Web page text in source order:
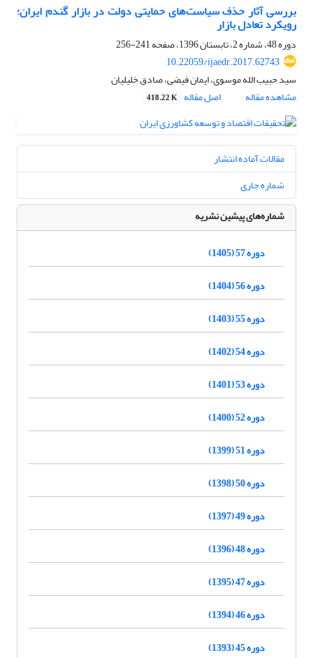
بررسی آثار حذف سیاست‌های حمایتی دولت در بازار گندم ایران؛
رویکرد تعادل بازار
دوره 48، شماره 2، تابستان 1396، صفحه
241-256
10.22059/ijaedr.2017.62743
سید حبیب الله موسوی، ایمان فیضی، صادق خلیلیان
مشاهده مقاله
اصل مقاله 418.22 K
مقالات آماده انتشار
شماره جاری
شماره‌های پیشین نشریه
دوره 57 (1405)
دوره 56 (1404)
دوره 55 (1403)
دوره 54 (1402)
دوره 53 (1401)
دوره 52 (1400)
دوره 51 (1399)
دوره 50 (1398)
دوره 49 (1397)
دوره 48 (1396)
دوره 47 (1395)
دوره 46 (1394)
دوره 45 (1393)